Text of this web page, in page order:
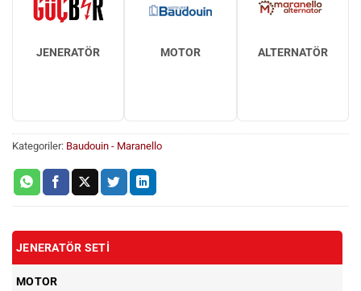
JENERATÖR MOTOR ALTERNATÖR
Kategoriler: Baudouin - Maranello
JENERATÖR SETI
MOTOR